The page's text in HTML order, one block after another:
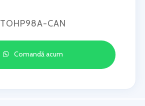
TOHP98A-CAN
Comandă acum